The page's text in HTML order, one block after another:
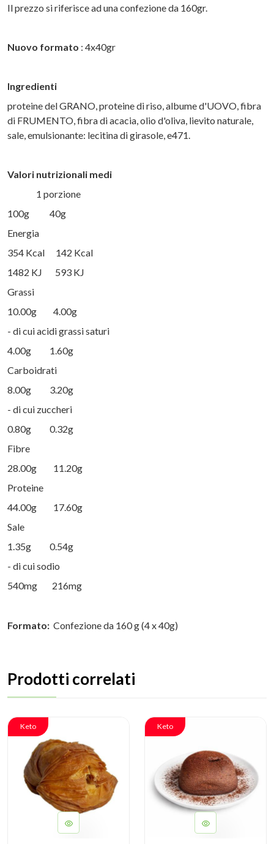
Il prezzo si riferisce ad una confezione da 160gr.
Nuovo formato : 4x40gr
Ingredienti
proteine del GRANO, proteine di riso, albume d'UOVO, fibra
di FRUMENTO, fibra di acacia, olio d'oliva, lievito naturale,
sale, emulsionante: lecitina di girasole, e471.
Valori nutrizionali medi
1 porzione
100g 40g
Energia
354 Kcal 142 Kcal
1482 KJ 593 KJ
Grassi
10.00g 4.00g
- di cui acidi grassi saturi
4.00g 1.60g
Carboidrati
8.00g 3.20g
- di cui zuccheri
0.80g 0.32g
Fibre
28.00g 11.20g
Proteine
44.00g 17.60g
Sale
1.35g 0.54g
- di cui sodio
540mg 216mg
Formato: Confezione da 160 g (4 x 40g)
Prodotti correlati
Keto Keto